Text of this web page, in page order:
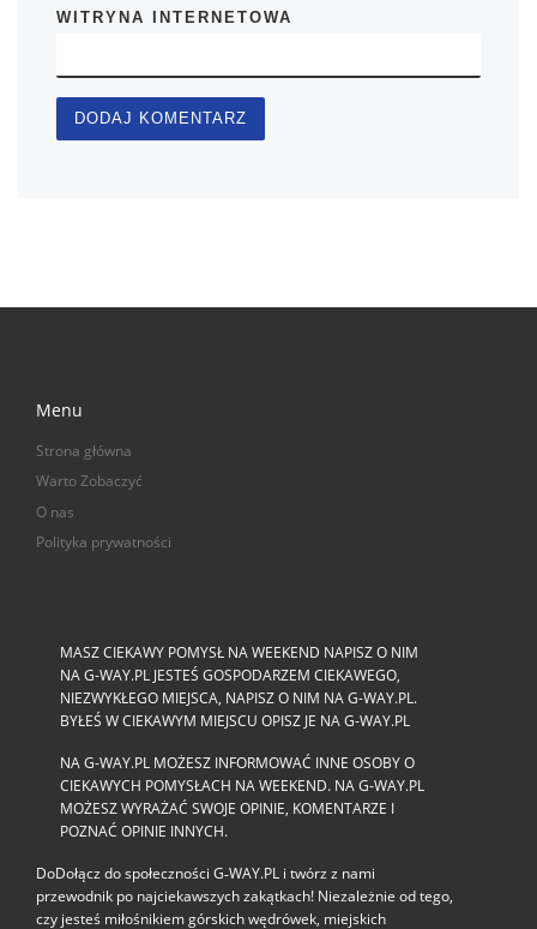
WITRYNA INTERNETOWA
Menu
Strona główna
Warto Zobaczyć
O nas
Polityka prywatności
MASZ CIEKAWY POMYSŁ NA WEEKEND NAPISZ O NIM
NA G-WAY.PL JESTEŚ GOSPODARZEM CIEKAWEGO,
NIEZWYKŁEGO MIEJSCA, NAPISZ O NIM NA G-WAY.PL.
BYŁEŚ W CIEKAWYM MIEJSCU OPISZ JE NA G-WAY.PL
NA G-WAY.PL MOŻESZ INFORMOWAĆ INNE OSOBY O
CIEKAWYCH POMYSŁACH NA WEEKEND. NA G-WAY.PL
MOŻESZ WYRAŻAĆ SWOJE OPINIE, KOMENTARZE I
POZNAĆ OPINIE INNYCH.
DoDołącz do społeczności G‑WAY.PL i twórz z nami
przewodnik po najciekawszych zakątkach! Niezależnie od tego,
czy jesteś miłośnikiem górskich wędrówek, miejskich